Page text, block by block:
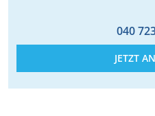
040
JETZT